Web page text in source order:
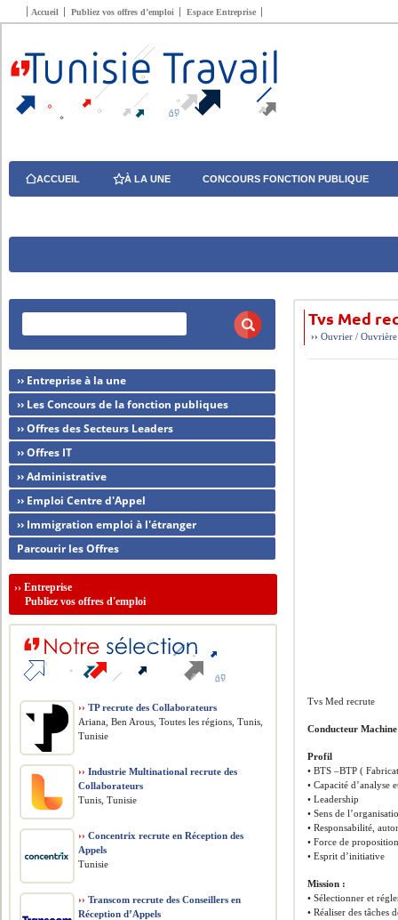
Accueil Publiez vos offres d’emploi Espace Entreprise
ACCUEIL À LA UNE CONCOURS FONCTION PUBLIQUE
Tvs Med
››Ouvrier / Ouvrière
Tvs Med recrute
Conducteur Machine
Profil
• BTS –BTP (
• Capacité d’analyse
• Leadership
• Sens de
• Responsabilité,
• Force de
• Esprit d’initiative
Mission :
• Sélectionner et
• Réaliser des
›› Entreprise à la une
›› Les Concours de la fonction publiques
›› Offres des Secteurs Leaders
›› Offres IT
›› Administrative
›› Emploi Centre d'Appel
›› Immigration emploi à l'étranger
Parcourir les Offres
››Entreprise
Publiez vos offres d'emploi
›› TP recrute des Collaborateurs
Ariana, Ben Arous, Toutes les régions, Tunis,
Tunisie
›› Industrie Multinational recrute des
Collaborateurs
Tunis, Tunisie
›› Concentrix recrute en Réception des
Appels
Tunisie
›› Transcom recrute des Conseillers en
Réception d’Appels